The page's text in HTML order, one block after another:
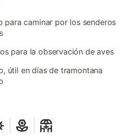
para caminar por los senderos
para la observación de aves
útil en días de tramontana